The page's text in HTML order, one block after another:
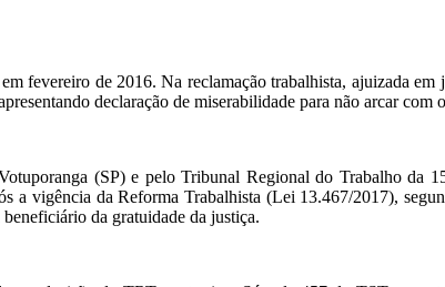
fevereiro de 2016. Na reclamação trabalhista, ajuizada
declaração de miserabilidade para não arcar com
(SP) e pelo Tribunal Regional do Trabalho da
vigência da Reforma Trabalhista (Lei 13.467/2017),
da gratuidade da justiça.